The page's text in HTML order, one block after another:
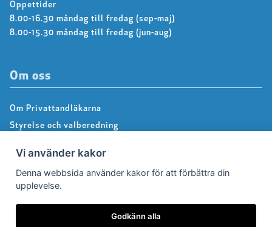
Öppettider
8.00-16.30 måndag till fredag (sep-maj)
8.00-15.30 måndag till fredag (jun-aug)
Om oss
Om Privattandläkarna
Styrelse och valberedning
Dialoggrupper
About us – Information in english
Vi använder kakor
Denna webbsida använder kakor för att förbättra din
upplevelse.
Godkänn alla